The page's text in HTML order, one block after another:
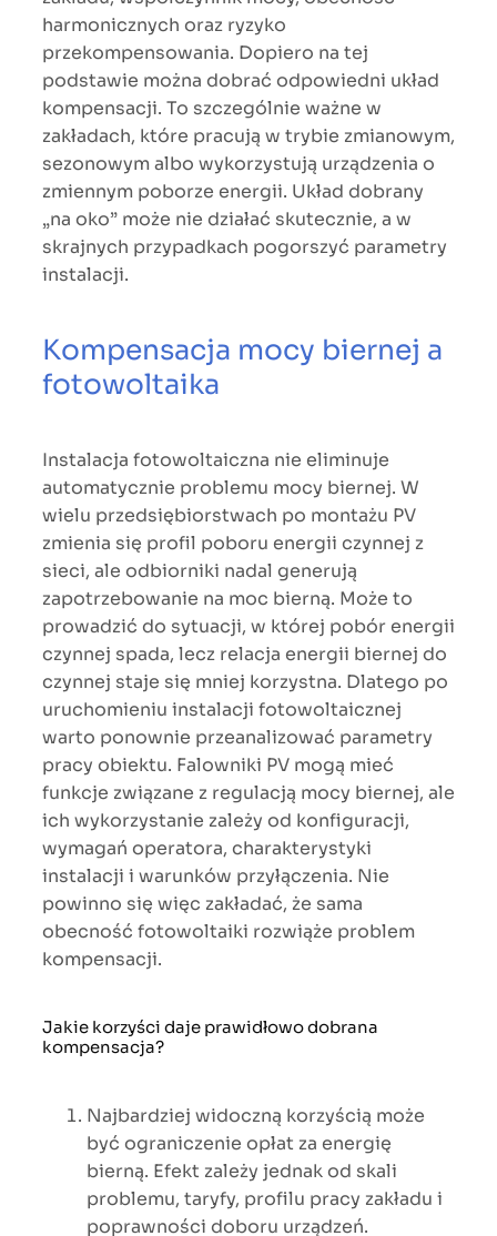
harmonicznych oraz ryzyko
przekompensowania. Dopiero na tej
podstawie można dobrać odpowiedni układ
kompensacji. To szczególnie ważne w
zakładach, które pracują w trybie zmianowym,
sezonowym albo wykorzystują urządzenia o
zmiennym poborze energii. Układ dobrany
„na oko” może nie działać skutecznie, a w
skrajnych przypadkach pogorszyć parametry
instalacji.
Kompensacja mocy biernej a
fotowoltaika
Instalacja fotowoltaiczna nie eliminuje
automatycznie problemu mocy biernej. W
wielu przedsiębiorstwach po montażu PV
zmienia się profil poboru energii czynnej z
sieci, ale odbiorniki nadal generują
zapotrzebowanie na moc bierną. Może to
prowadzić do sytuacji, w której pobór energii
czynnej spada, lecz relacja energii biernej do
czynnej staje się mniej korzystna. Dlatego po
uruchomieniu instalacji fotowoltaicznej
warto ponownie przeanalizować parametry
pracy obiektu. Falowniki PV mogą mieć
funkcje związane z regulacją mocy biernej, ale
ich wykorzystanie zależy od konfiguracji,
wymagań operatora, charakterystyki
instalacji i warunków przyłączenia. Nie
powinno się więc zakładać, że sama
obecność fotowoltaiki rozwiąże problem
kompensacji.
Jakie korzyści daje prawidłowo dobrana
kompensacja?
Najbardziej widoczną korzyścią może
być ograniczenie opłat za energię
bierną. Efekt zależy jednak od skali
problemu, taryfy, profilu pracy zakładu i
poprawności doboru urządzeń.